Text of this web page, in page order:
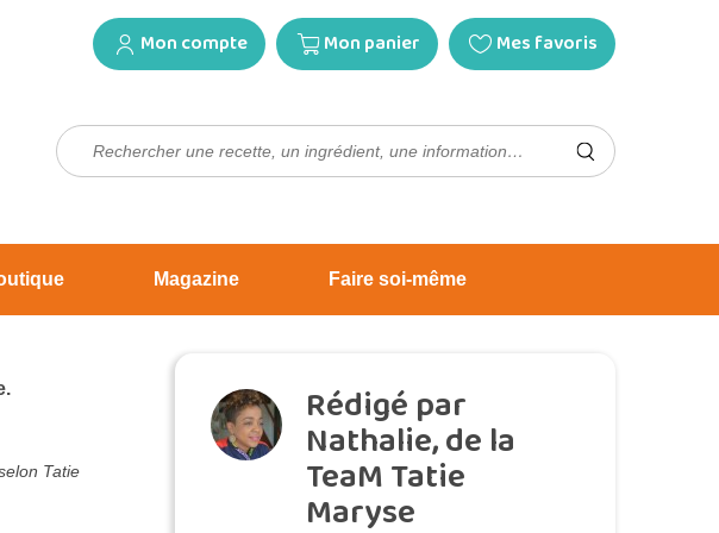
Mon compte Mon panier Mes favoris
Rechercher :
Magazine Faire soi-même
Tatie
Rédigé par
Nathalie, de la
TeaM Tatie
Maryse